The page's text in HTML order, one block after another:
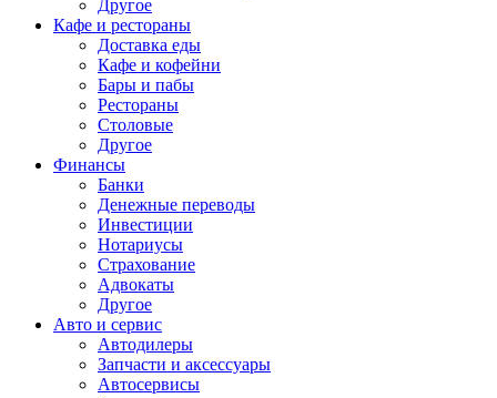
Другое
Кафе и рестораны
Доставка еды
Кафе и кофейни
Бары и пабы
Рестораны
Столовые
Другое
Финансы
Банки
Денежные переводы
Инвестиции
Нотариусы
Страхование
Адвокаты
Другое
Авто и сервис
Автодилеры
Запчасти и аксессуары
Автосервисы